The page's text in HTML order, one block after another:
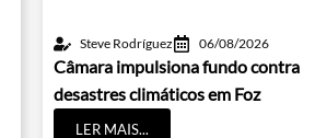
Steve Rodríguez 06/08/2026
Câmara impulsiona fundo contra
desastres climáticos em Foz
LER MAIS...